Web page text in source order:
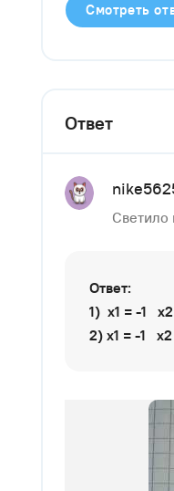
Смотреть
Ответ
Светило
Ответ:
1) х1 = -1
2) х1 = -1